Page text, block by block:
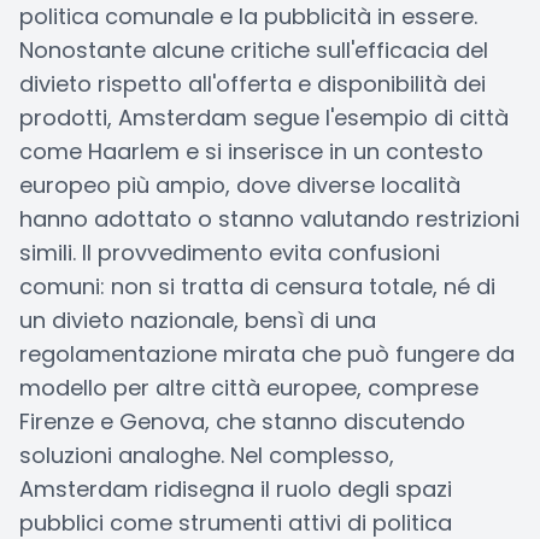
politica comunale e la pubblicità in essere.
Nonostante alcune critiche sull'efficacia del
divieto rispetto all'offerta e disponibilità dei
prodotti, Amsterdam segue l'esempio di città
come Haarlem e si inserisce in un contesto
europeo più ampio, dove diverse località
hanno adottato o stanno valutando restrizioni
simili. Il provvedimento evita confusioni
comuni: non si tratta di censura totale, né di
un divieto nazionale, bensì di una
regolamentazione mirata che può fungere da
modello per altre città europee, comprese
Firenze e Genova, che stanno discutendo
soluzioni analoghe. Nel complesso,
Amsterdam ridisegna il ruolo degli spazi
pubblici come strumenti attivi di politica